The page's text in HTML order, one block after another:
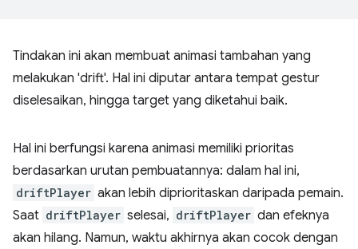
Tindakan ini akan membuat animasi tambahan yang
melakukan 'drift'. Hal ini diputar antara tempat gestur
diselesaikan, hingga target yang diketahui baik.
Hal ini berfungsi karena animasi memiliki prioritas
berdasarkan urutan pembuatannya: dalam hal ini,
driftPlayer akan lebih diprioritaskan daripada pemain.
Saat driftPlayer selesai, driftPlayer dan efeknya
akan hilang. Namun, waktu akhirnya akan cocok dengan